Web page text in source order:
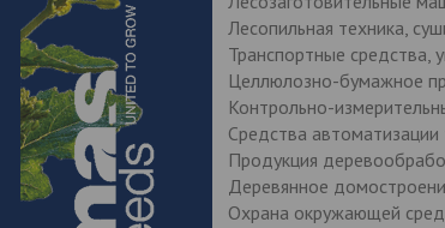
Лесопильная техника,
Транспортные средства,
Целлюлозно-бумажное
Контрольно-
Средства автоматизации
Продукция
Деревянное
Охрана окружающей